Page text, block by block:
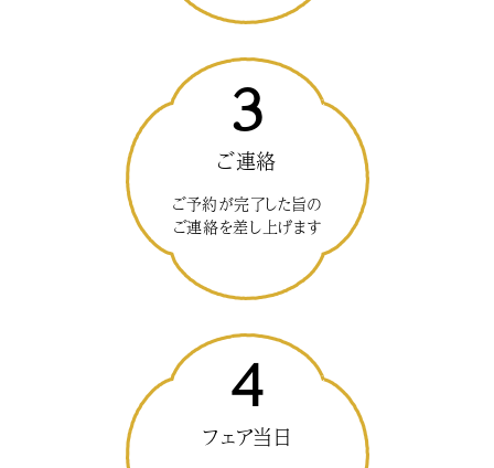
3
ご連絡
ご予約が完了した旨の
ご連絡を差し上げます
4
フェア当日